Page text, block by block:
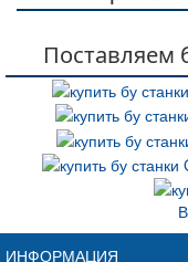
Поставляем
ИНФОРМАЦИЯ